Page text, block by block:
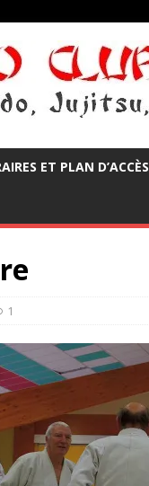
ET PLAN D’ACCÈS
1